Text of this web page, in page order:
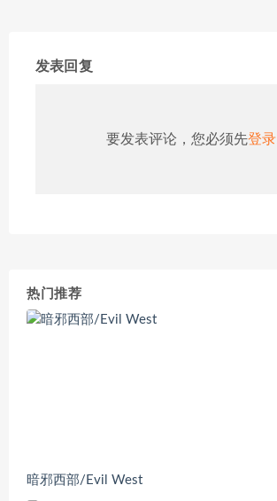
发表回复
要发表评论，您必须先登录
热门推荐
暗邪西部/Evil West